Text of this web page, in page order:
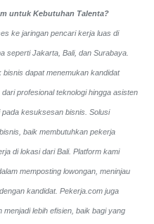
untuk Kebutuhan Talenta?
ke jaringan pencari kerja luas di
seperti Jakarta, Bali, dan Surabaya.
bisnis dapat menemukan kandidat
profesional teknologi hingga asisten
kesuksesan bisnis. Solusi
baik membutuhkan pekerja
di lokasi dari Bali. Platform kami
memposting lowongan, meninjau
kandidat. Pekerja.com juga
lebih efisien, baik bagi yang